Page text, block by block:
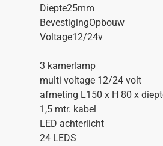
Diepte25mm
BevestigingOpbouw
Voltage12/24v
3 kamerlamp
multi voltage 12/24 volt
afmeting L150 x H 80 x
1,5 mtr. kabel
LED achterlicht
24 LEDS